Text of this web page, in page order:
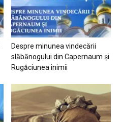
Despre minunea vindecării
slăbănogului din Capernaum și
Rugăciunea inimii